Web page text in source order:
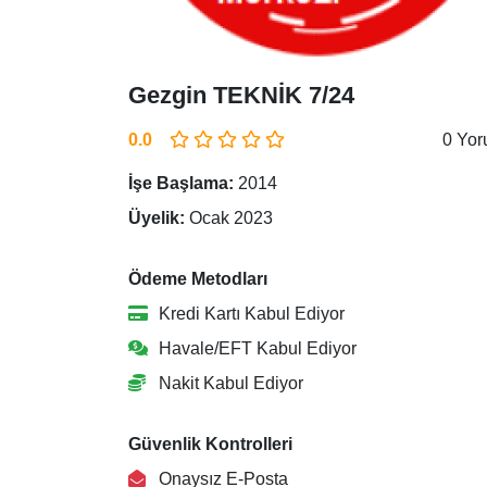
Gezgin TEKNİK 7/24
0.0 0
İşe Başlama: 2014
Üyelik: Ocak 2023
Ödeme Metodları
Kredi Kartı Kabul Ediyor
Havale/EFT Kabul Ediyor
Nakit Kabul Ediyor
Güvenlik Kontrolleri
Onaysız E-Posta